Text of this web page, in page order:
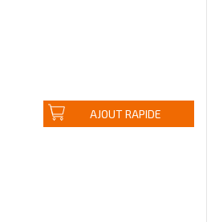
AJOUT RAPIDE